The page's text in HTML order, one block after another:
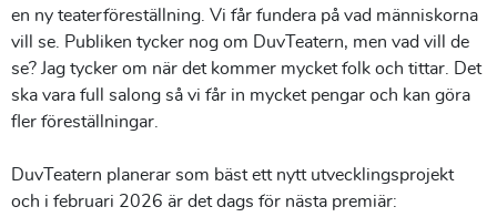
en ny teaterföreställning. Vi får fundera på vad människorna
vill se. Publiken tycker nog om DuvTeatern, men vad vill de
se? Jag tycker om när det kommer mycket folk och tittar. Det
ska vara full salong så vi får in mycket pengar och kan göra
fler föreställningar.
DuvTeatern planerar som bäst ett nytt utvecklingsprojekt
och i februari 2026 är det dags för nästa premiär: